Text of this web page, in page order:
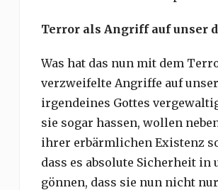
Terror als Angriff auf unser
Was hat das nun mit dem
verzweifelte Angriffe auf
irgendeines Gottes
sie sogar hassen, wollen
ihrer erbärmlichen Existenz
dass es absolute Sicherheit
gönnen, dass sie nun nicht